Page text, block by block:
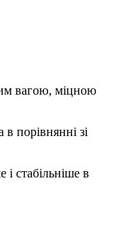
вагою, міцною
порівнянні зі
стабільніше в